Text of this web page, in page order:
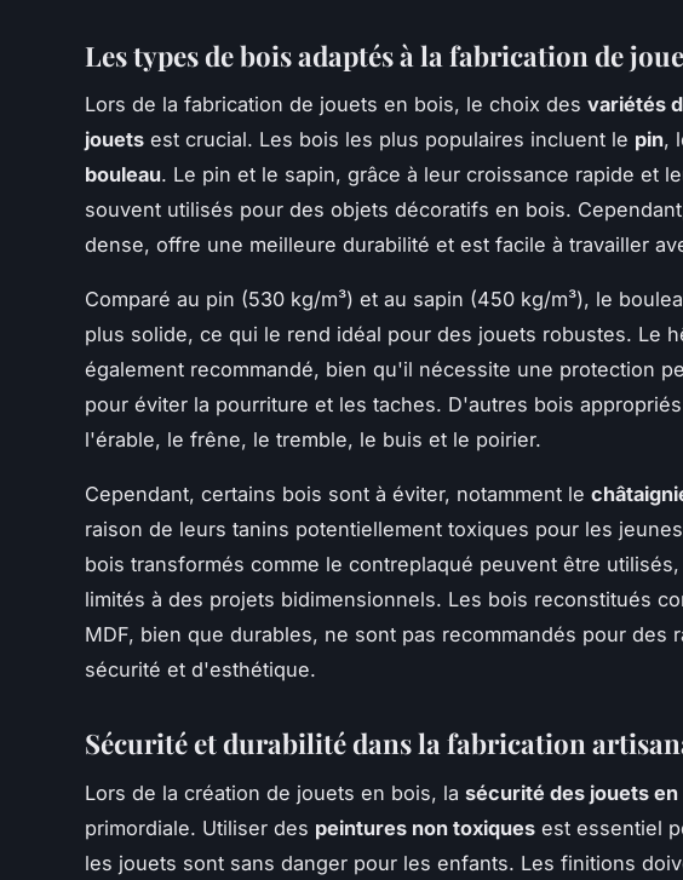
Les types de bois adaptés à la fabrication de
Lors de la fabrication de jouets en bois, le choix des variétés
jouets est crucial. Les bois les plus populaires incluent le pin,
bouleau. Le pin et le sapin, grâce à leur croissance rapide et
souvent utilisés pour des objets décoratifs en bois.
dense, offre une meilleure durabilité et est facile à travailler
Comparé au pin (530 kg/m³) et au sapin (450 kg/m³), le
plus solide, ce qui le rend idéal pour des jouets robustes. Le
également recommandé, bien qu'il nécessite une protection
pour éviter la pourriture et les taches. D'autres bois
l'érable, le frêne, le tremble, le buis et le poirier.
Cependant, certains bois sont à éviter, notamment le
raison de leurs tanins potentiellement toxiques pour les
bois transformés comme le contreplaqué peuvent être
limités à des projets bidimensionnels. Les bois reconstitués
MDF, bien que durables, ne sont pas recommandés pour des
sécurité et d'esthétique.
Sécurité et durabilité dans la fabrication
Lors de la création de jouets en bois, la sécurité des jouets en
primordiale. Utiliser des peintures non toxiques est essentiel
les jouets sont sans danger pour les enfants. Les finitions